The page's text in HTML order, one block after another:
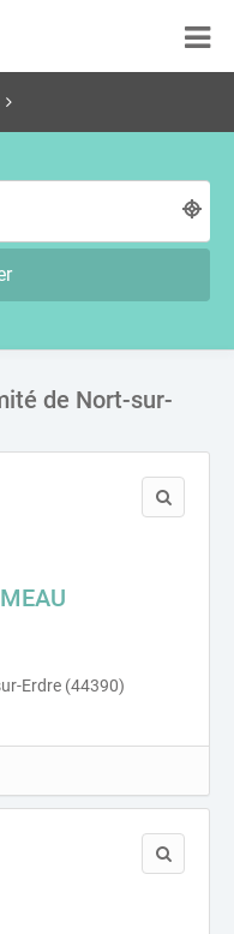
de Nort-sur-
Erdre (44390)